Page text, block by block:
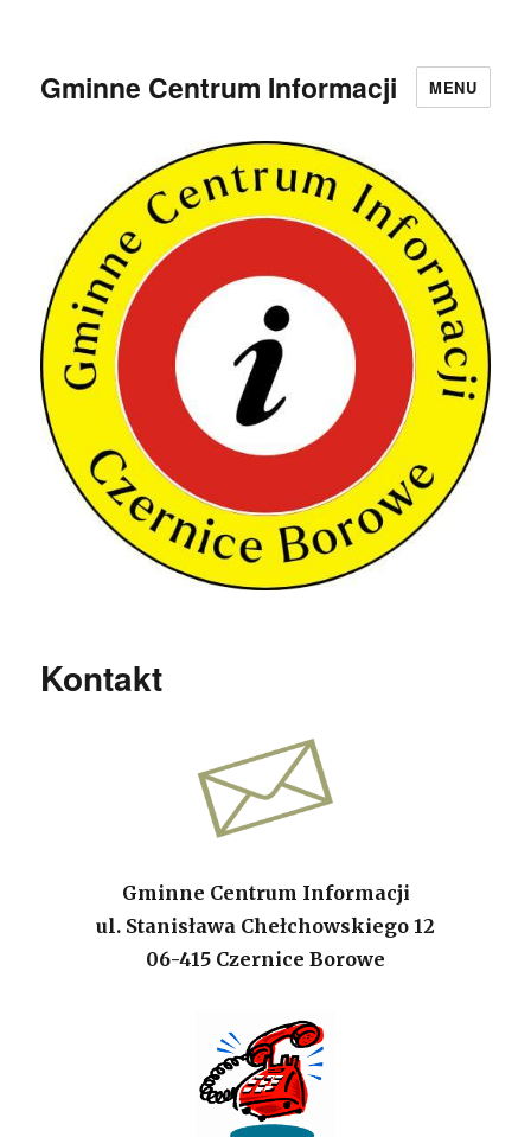
Gminne Centrum Informacji MENU
Kontakt
Gminne Centrum Informacji
ul. Stanisława Chełchowskiego 12
06-415 Czernice Borowe